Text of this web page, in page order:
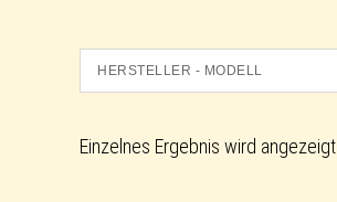
Einzelnes Ergebnis wird angezeigt